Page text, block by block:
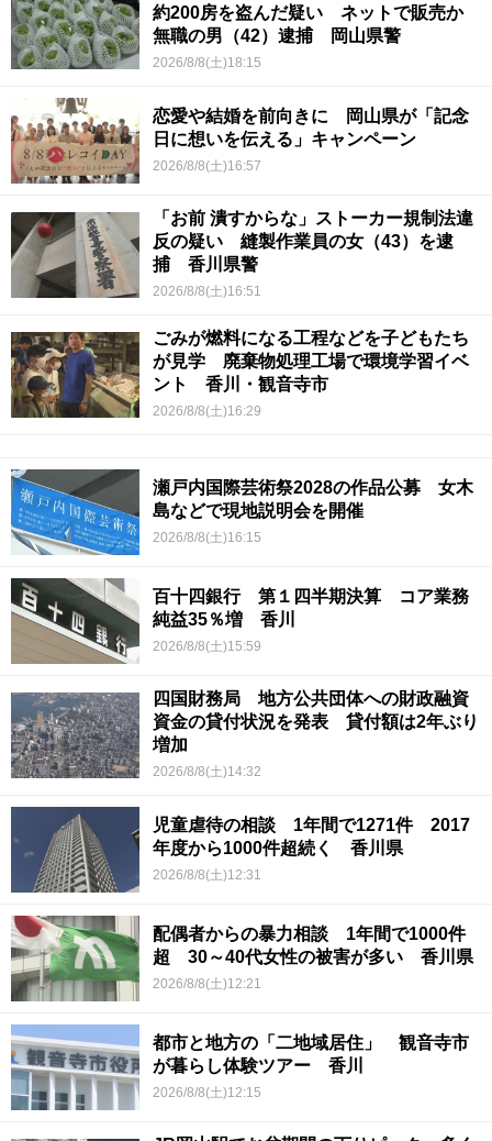
約200房を盗んだ疑い ネットで販売か
無職の男（42）逮捕 岡山県警
2026/8/8(土)18:15
恋愛や結婚を前向きに 岡山県が「記念
日に想いを伝える」キャンペーン
2026/8/8(土)16:57
「お前 潰すからな」ストーカー規制法違
反の疑い 縫製作業員の女（43）を逮
捕 香川県警
2026/8/8(土)16:51
ごみが燃料になる工程などを子どもたち
が見学 廃棄物処理工場で環境学習イベ
ント 香川・観音寺市
2026/8/8(土)16:29
瀬戸内国際芸術祭2028の作品公募 女木
島などで現地説明会を開催
2026/8/8(土)16:15
百十四銀行 第１四半期決算 コア業務
純益35％増 香川
2026/8/8(土)15:59
四国財務局 地方公共団体への財政融資
資金の貸付状況を発表 貸付額は2年ぶり
増加
2026/8/8(土)14:32
児童虐待の相談 1年間で1271件 2017
年度から1000件超続く 香川県
2026/8/8(土)12:31
配偶者からの暴力相談 1年間で1000件
超 30～40代女性の被害が多い 香川県
2026/8/8(土)12:21
都市と地方の「二地域居住」 観音寺市
が暮らし体験ツアー 香川
2026/8/8(土)12:15